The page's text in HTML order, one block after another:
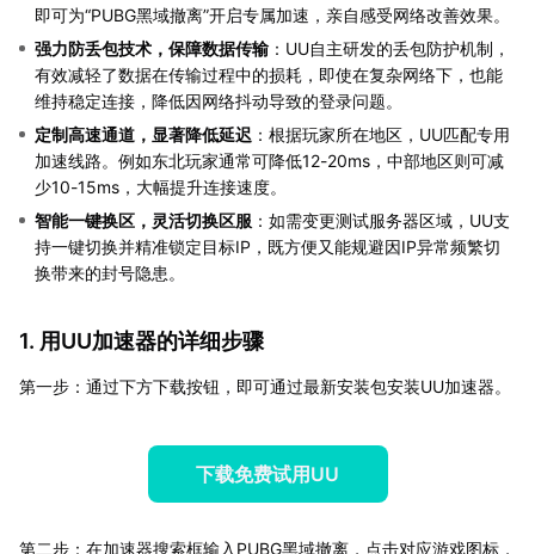
即可为“PUBG黑域撤离”开启专属加速，亲自感受网络改善效果。
强力防丢包技术，保障数据传输 ：UU自主研发的丢包防护机制，
有效减轻了数据在传输过程中的损耗，即使在复杂网络下，也能
维持稳定连接，降低因网络抖动导致的登录问题。
定制高速通道，显著降低延迟 ：根据玩家所在地区，UU匹配专用
加速线路。例如东北玩家通常可降低12-20ms，中部地区则可减
少10-15ms，大幅提升连接速度。
智能一键换区，灵活切换区服 ：如需变更测试服务器区域，UU支
持一键切换并精准锁定目标IP，既方便又能规避因IP异常频繁切
换带来的封号隐患。
1. 用UU加速器的详细步骤
第一步：通过下方下载按钮，即可通过最新安装包安装UU加速器。
下载免费试用UU
第二步：在加速器搜索框输入PUBG黑域撤离，点击对应游戏图标，